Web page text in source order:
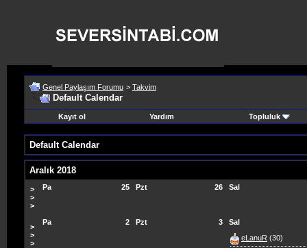
Genel Paylaşım Forumu > Takvim
Default Calendar
Kayıt ol Yardım Topluluk
Default Calendar
Aralık 2018
>
>
>
25
Pa 26
Pzt Sal
>
>
>
2
Pa 3
Pzt
Sal
eLanuR (30)